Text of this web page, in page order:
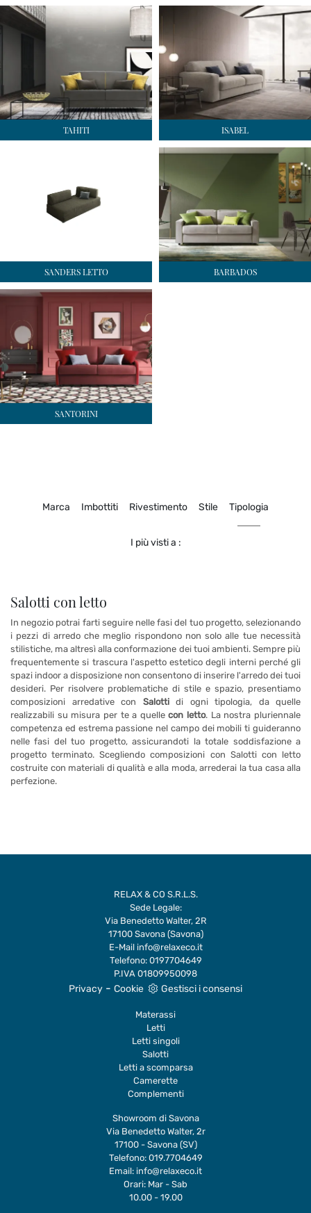
TAHITI ISABEL
SANDERS LETTO BARBADOS
SANTORINI
Marca Imbottiti Rivestimento Stile Tipologia
I più visti a :
Salotti con letto
In negozio potrai farti seguire nelle fasi del tuo progetto, selezionando
i pezzi di arredo che meglio rispondono non solo alle tue necessità
stilistiche, ma altresì alla conformazione dei tuoi ambienti. Sempre più
frequentemente si trascura l'aspetto estetico degli interni perché gli
spazi indoor a disposizione non consentono di inserire l'arredo dei tuoi
desideri. Per risolvere problematiche di stile e spazio, presentiamo
composizioni arredative con Salottidi ogni tipologia, da quelle
realizzabili su misura per te a quellecon letto. La nostra pluriennale
competenza ed estrema passione nel campo dei mobili ti guideranno
nelle fasi del tuo progetto, assicurandoti la totale soddisfazione a
progetto terminato. Scegliendo composizioni con Salotti con letto
costruite con materiali di qualità e alla moda, arrederai la tua casa alla
perfezione.
RELAX & CO S.R.L.S.
Sede Legale:
Via Benedetto Walter, 2R
17100 Savona (Savona)
E-Mail info@relaxeco.it
Telefono: 0197704649
P.IVA 01809950098
Privacy - Cookie Gestisci i consensi
Materassi
Letti
Letti singoli
Salotti
Letti a scomparsa
Camerette
Complementi
Showroom di Savona
Via Benedetto Walter, 2r
17100 - Savona (SV)
Telefono: 019.7704649
Email: info@relaxeco.it
Orari: Mar - Sab
10.00 - 19.00